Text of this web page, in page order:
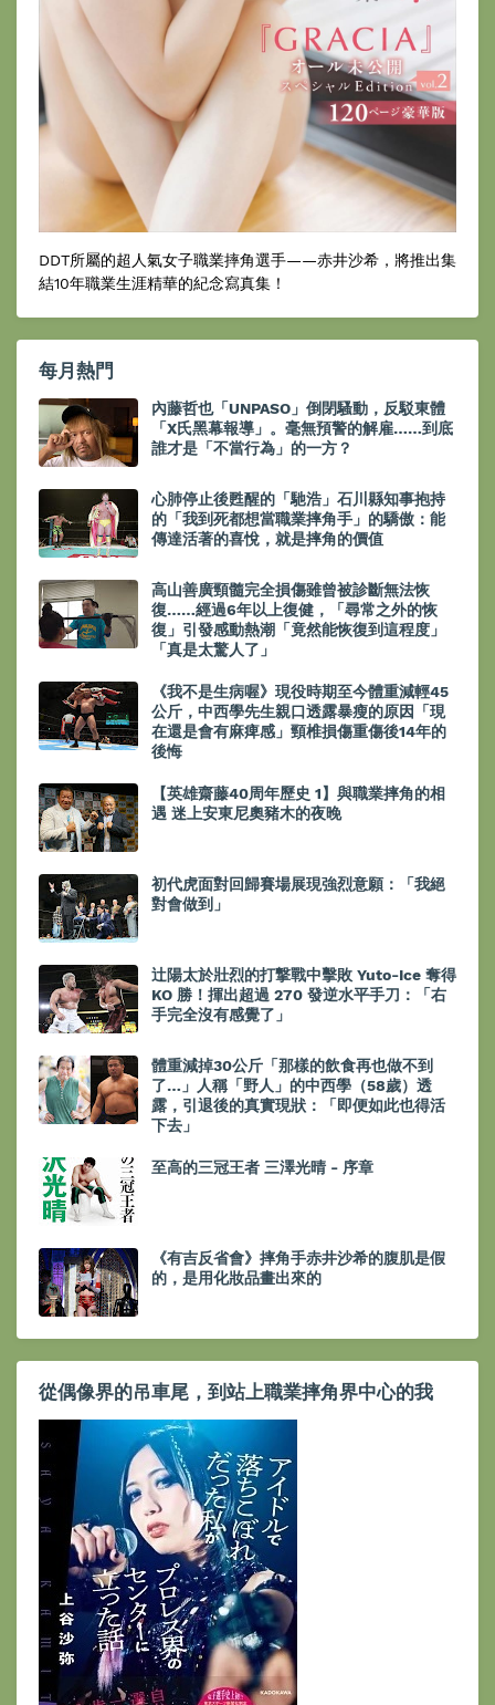
DDT所屬的超人氣女子職業摔角選手——赤井沙希，將推出集
結10年職業生涯精華的紀念寫真集！
每月熱門
內藤哲也「UNPASO」倒閉騷動，反駁東體
「X氏黑幕報導」。毫無預警的解雇……到底
誰才是「不當行為」的一方？
心肺停止後甦醒的「馳浩」石川縣知事抱持
的「我到死都想當職業摔角手」的驕傲：能
傳達活著的喜悅，就是摔角的價值
高山善廣頸髓完全損傷雖曾被診斷無法恢
復……經過6年以上復健，「尋常之外的恢
復」引發感動熱潮「竟然能恢復到這程度」
「真是太驚人了」
《我不是生病喔》現役時期至今體重減輕45
公斤，中西學先生親口透露暴瘦的原因「現
在還是會有麻痺感」頸椎損傷重傷後14年的
後悔
【英雄齋藤40周年歷史 1】與職業摔角的相
遇 迷上安東尼奧豬木的夜晚
初代虎面對回歸賽場展現強烈意願：「我絕
對會做到」
辻陽太於壯烈的打撃戰中擊敗 Yuto-Ice 奪得
KO 勝！揮出超過 270 發逆水平手刀：「右
手完全沒有感覺了」
體重減掉30公斤「那樣的飲食再也做不到
了…」人稱「野人」的中西學（58歲）透
露，引退後的真實現狀：「即便如此也得活
下去」
至高的三冠王者 三澤光晴 - 序章
《有吉反省會》摔角手赤井沙希的腹肌是假
的，是用化妝品畫出來的
從偶像界的吊車尾，到站上職業摔角界中心的我